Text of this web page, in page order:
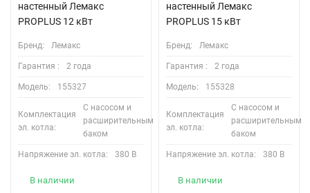
настенный Лемакс
PROPLUS 12 кВт
Бренд: Лемакс
Гарантия : 2 года
Модель: 155327
Комплектация
эл. котла:
С насосом и
расширительным
баком
Напряжение эл. котла: 380 В
В наличии
настенный Лемакс
PROPLUS 15 кВт
Бренд: Лемакс
Гарантия : 2 года
Модель: 155328
Комплектация
эл. котла:
С насосом и
расширительным
баком
Напряжение эл. котла: 380 В
В наличии